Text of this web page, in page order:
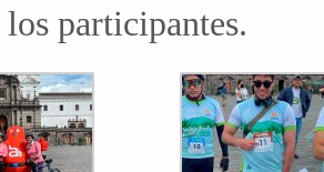
los participantes.